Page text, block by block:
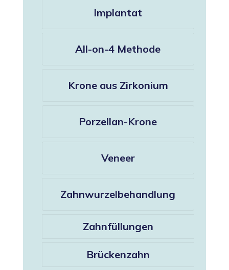
Implantat
All-on-4 Methode
Krone aus Zirkonium
Porzellan-Krone
Veneer
Zahnwurzelbehandlung
Zahnfüllungen
Brückenzahn